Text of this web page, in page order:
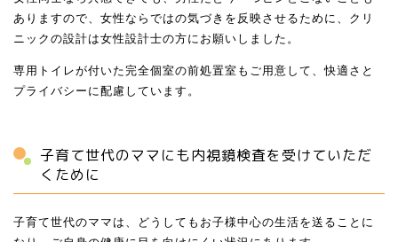
ありますので、女性ならではの気づきを反映させるために、クリ
ニックの設計は女性設計士の方にお願いしました。
専用トイレが付いた完全個室の前処置室もご用意して、快適さと
プライバシーに配慮しています。
子育て世代のママにも内視鏡検査を受けていただ
くために
子育て世代のママは、どうしてもお子様中心の生活を送ることに